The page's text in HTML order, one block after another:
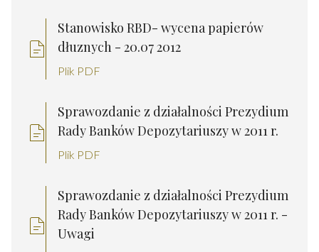
Stanowisko RBD- wycena papierów
dłuznych - 20.07 2012
Plik PDF
Sprawozdanie z działalności Prezydium
Rady Banków Depozytariuszy w 2011 r.
Plik PDF
Sprawozdanie z działalności Prezydium
Rady Banków Depozytariuszy w 2011 r. -
Uwagi